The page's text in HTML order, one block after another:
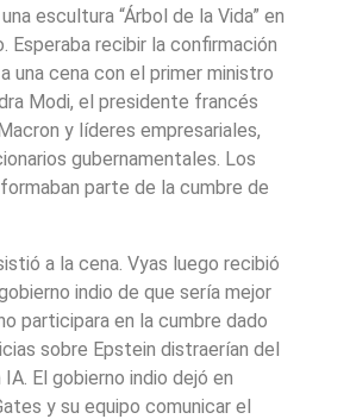
escultura “Árbol de la Vida” en
Esperaba recibir la confirmación
una cena con el primer ministro
Modi, el presidente francés
y líderes empresariales,
gubernamentales. Los
parte de la cumbre de
a la cena. Vyas luego recibió
indio de que sería mejor
participara en la cumbre dado
sobre Epstein distraerían del
El gobierno indio dejó en
y su equipo comunicar el